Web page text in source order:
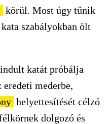
körül. Most úgy tűnik
szabályokban ölt
katát próbálja
eredeti mederbe,
helyettesítését célzó
dolgozó és